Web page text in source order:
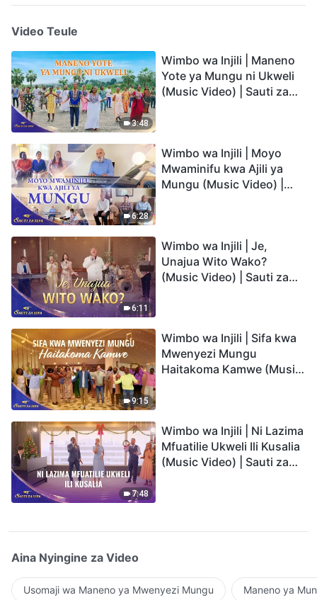
Video Teule
3:48
Wimbo wa Injili | Maneno
Yote ya Mungu ni Ukweli
(Music Video) | Sauti za
6:28
Wimbo wa Injili | Moyo
Mwaminifu kwa Ajili ya
Mungu (Music Video) |
6:11
Wimbo wa Injili | Je,
Unajua Wito Wako?
(Music Video) | Sauti za
9:15
Wimbo wa Injili | Sifa kwa
Mwenyezi Mungu
Haitakoma Kamwe (Music
7:48
Wimbo wa Injili | Ni Lazima
Mfuatilie Ukweli Ili Kusalia
(Music Video) | Sauti za
Aina Nyingine za Video
Usomaji wa Maneno ya Mwenyezi Mungu Maneno ya